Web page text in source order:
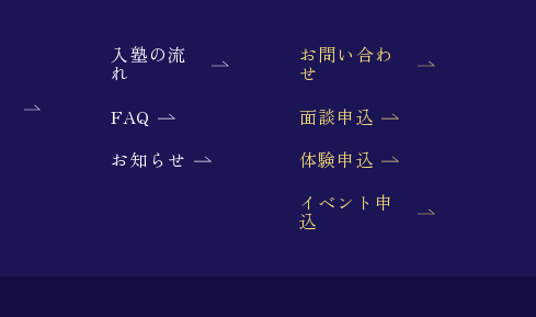
入塾の流
れ
FAQ
お知らせ
お問い合わ
せ
面談申込
体験申込
イベント申
込